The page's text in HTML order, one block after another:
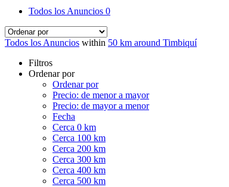
Todos los Anuncios 0
Todos los Anuncios within 50 km around Timbiquí
Filtros
Ordenar por
Ordenar por
Precio: de menor a mayor
Precio: de mayor a menor
Fecha
Cerca 0 km
Cerca 100 km
Cerca 200 km
Cerca 300 km
Cerca 400 km
Cerca 500 km